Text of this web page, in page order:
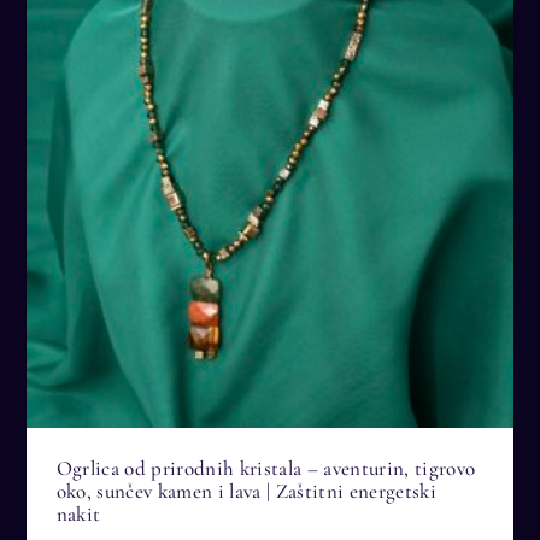
Ogrlica od prirodnih kristala – aventurin, tigrovo
oko, sunčev kamen i lava | Zaštitni energetski
nakit